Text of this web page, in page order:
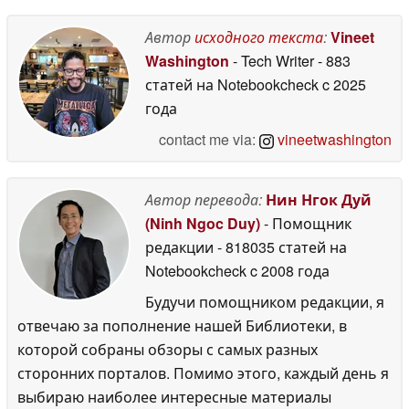
доллара вместо 25
долларов в Steam
July 2026
Авторисходного текста:Vineet
Washington - Tech Writer- 883
статей на Notebookcheckc 2025
года
contact me via:
vineetwashington
Автор перевода: Нин Нгок Дуй
(Ninh Ngoc Duy)- Помощник
редакции - 818035 статей на
Notebookcheckc 2008 года
Будучи помощником редакции, я
отвечаю за пополнение нашей Библиотеки, в
которой собраны обзоры с самых разных
сторонних порталов. Помимо этого, каждый день я
выбираю наиболее интересные материалы